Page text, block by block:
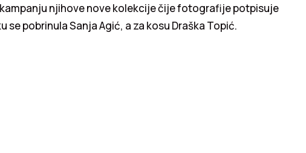
njihove nove kolekcije čije fotografije potpisuje
se pobrinula Sanja Agić, a za kosu Draška Topić.